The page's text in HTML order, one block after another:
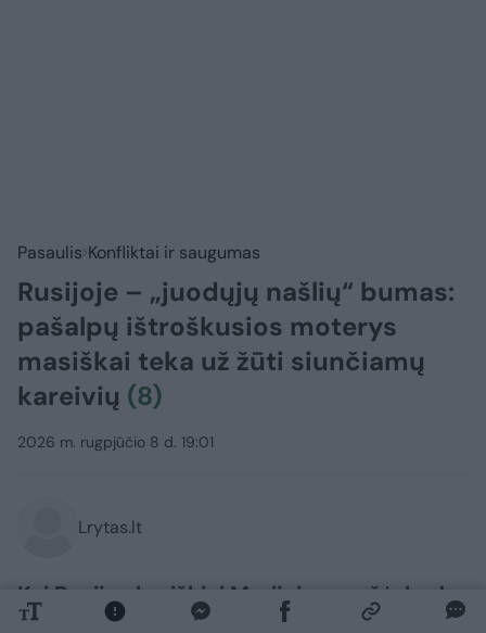
Pasaulis Konfliktai ir saugumas
Rusijoje – „juodųjų našlių“ bumas:
pašalpų ištroškusios moterys
masiškai teka už žūti siunčiamų
kareivių (8)
2026 m. rugpjūčio 8 d. 19:01
Lrytas.lt
Kai Rusijos kariškiai Marijai pranešė, kad
jos 59 metų tėvas buvo nušautas Ukrainos